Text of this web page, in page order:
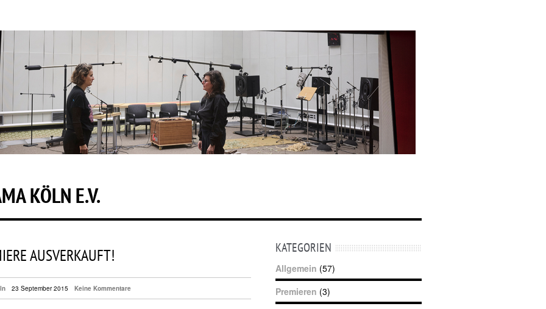
KÖLN E.V.
AUSVERKAUFT!
23 September 2015 Keine Kommentare
KATEGORIEN
Allgemein (57)
Premieren (3)